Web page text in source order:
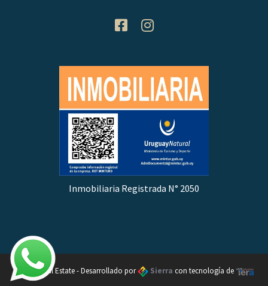
Inmobiliaria Registrada N° 2050
Oleada Real Estate - Desarrollado por Sierra con tecnología de